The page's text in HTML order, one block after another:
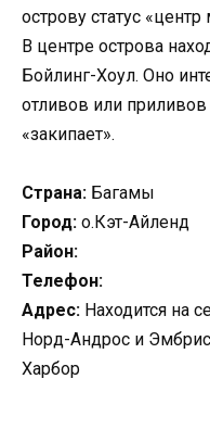
острову статус
В центре острова
Бойлинг-Хоул. Оно
отливов или
«закипает».
Страна: Багамы
Город: о.Кэт-Айленд
Район:
Телефон:
Адрес: Находится на
Норд-Андрос и
Харбор